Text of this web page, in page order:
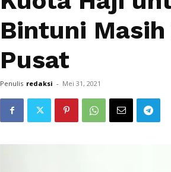
Bintuni
Pusat
Penulis redaksi - Mei 31, 2021